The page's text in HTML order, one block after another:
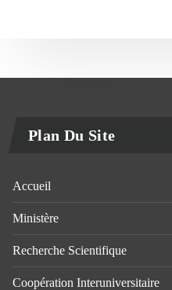
Plan Du Site
Accueil
Ministère
Recherche Scientifique
Coopération Interuniversitaire